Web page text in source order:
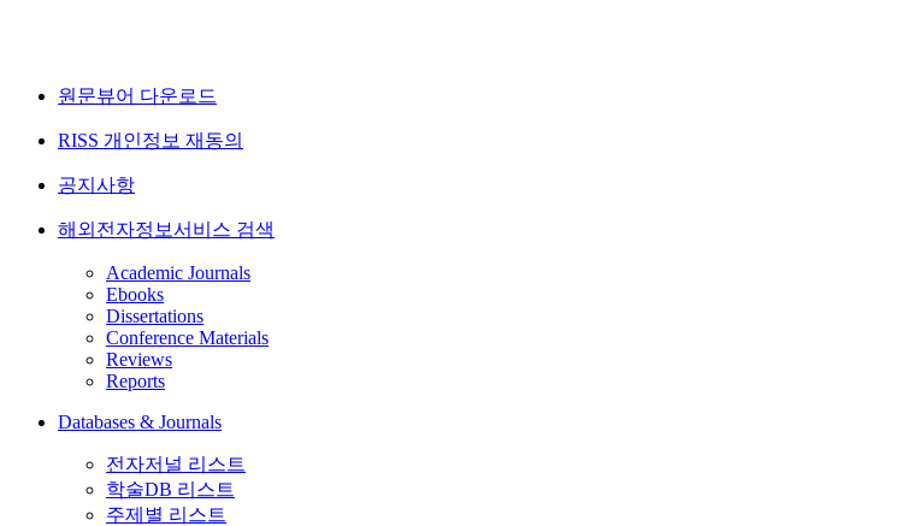
원문뷰어 다운로드
RISS 개인정보 재동의
공지사항
해외전자정보서비스 검색
Academic Journals
Ebooks
Dissertations
Conference Materials
Reviews
Reports
Databases & Journals
전자저널 리스트
학술DB 리스트
주제별 리스트